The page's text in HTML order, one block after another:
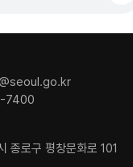
7400
종로구 평창문화로 101